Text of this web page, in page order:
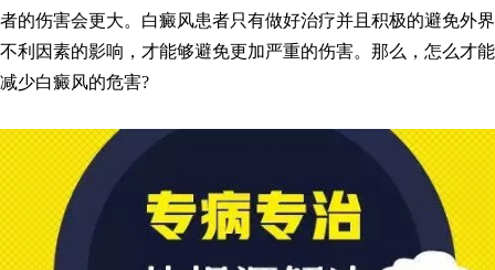
者的伤害会更大。白癜风患者只有做好治疗并且积极的避免外界
不利因素的影响，才能够避免更加严重的伤害。那么，怎么才能
减少白癜风的危害?